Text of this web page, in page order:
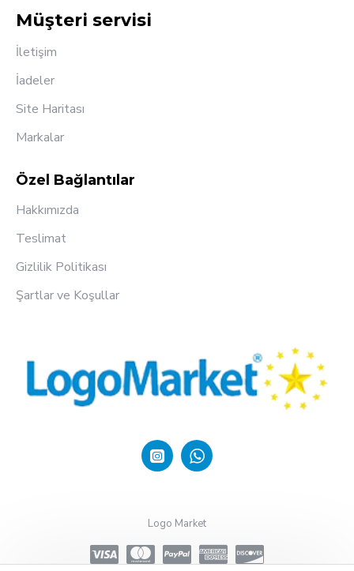
Müşteri servisi
İletişim
İadeler
Site Haritası
Markalar
Özel Bağlantılar
Hakkımızda
Teslimat
Gizlilik Politikası
Şartlar ve Koşullar
Logo Market